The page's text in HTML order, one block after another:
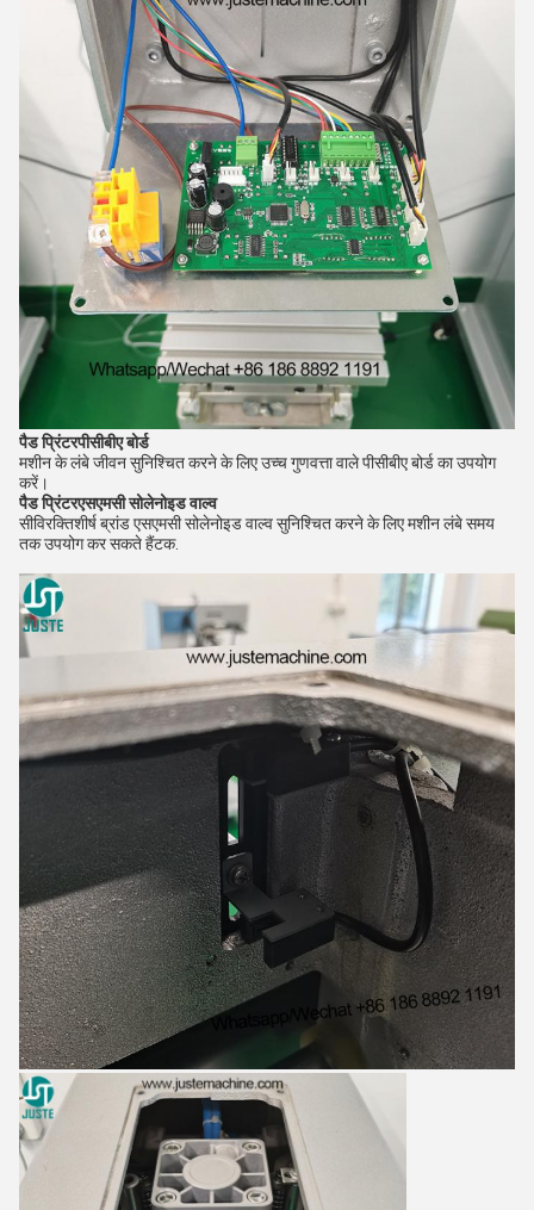
पैड प्रिंटरपीसीबीए बोर्ड
मशीन के लंबे जीवन सुनिश्चित करने के लिए उच्च गुणवत्ता वाले पीसीबीए बोर्ड का उपयोग
करें।
पैड प्रिंटरएसएमसी सोलेनोइड वाल्व
सीविरक्तिशीर्ष ब्रांड एसएमसी सोलेनोइड वाल्व सुनिश्चित करने के लिए मशीन लंबे समय
तक उपयोग कर सकते हैंटक.